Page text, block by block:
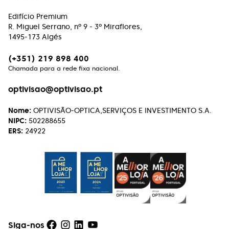
Edifício Premium
R. Miguel Serrano, nº 9 - 3º Miraflores,
1495-173 Algés
(+351) 219 898 400
Chamada para a rede fixa nacional.
optivisao@optivisao.pt
Nome: OPTIVISÃO-OPTICA,SERVIÇOS E INVESTIMENTO S.A.
NIPC: 502288655
ERS: 24922
Siga-nos